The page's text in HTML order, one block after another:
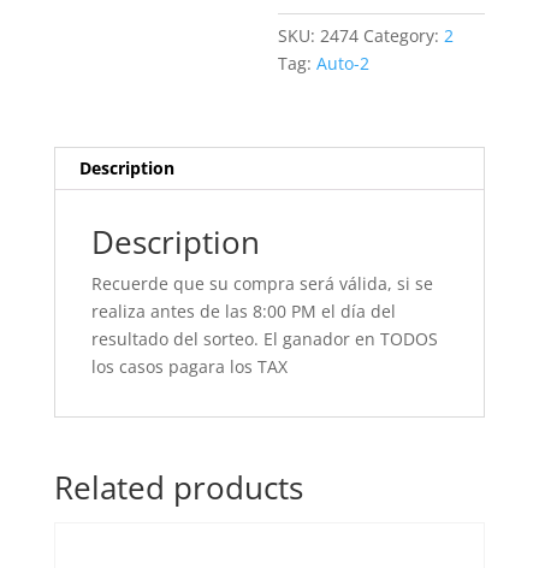
SKU:2474 Category:2
Tag:Auto-2
Description
Description
Recuerde que su compra será válida, si se
realiza antes de las 8:00 PM el día del
resultado del sorteo. El ganador en TODOS
los casos pagara los TAX
Related products